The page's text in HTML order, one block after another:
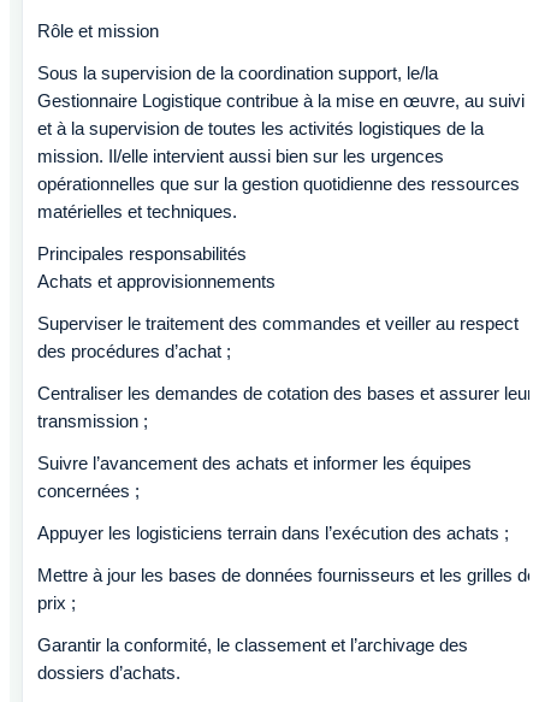
Rôle et mission
Sous la supervision de la coordination support, le/la
Gestionnaire Logistique contribue à la mise en œuvre, au suivi
et à la supervision de toutes les activités logistiques de la
mission. Il/elle intervient aussi bien sur les urgences
opérationnelles que sur la gestion quotidienne des ressources
matérielles et techniques.
Principales responsabilités
Achats et approvisionnements
Superviser le traitement des commandes et veiller au respect
des procédures d’achat ;
Centraliser les demandes de cotation des bases et assurer leur
transmission ;
Suivre l’avancement des achats et informer les équipes
concernées ;
Appuyer les logisticiens terrain dans l’exécution des achats ;
Mettre à jour les bases de données fournisseurs et les grilles de
prix ;
Garantir la conformité, le classement et l’archivage des
dossiers d’achats.